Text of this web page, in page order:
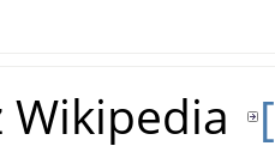
Wikipedia [